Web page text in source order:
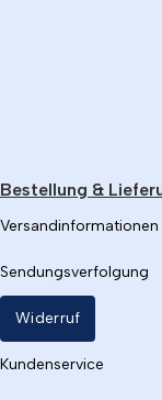
Bestellung &
Versandinformationen
Sendungsverfolgung
Widerruf
Kundenservice